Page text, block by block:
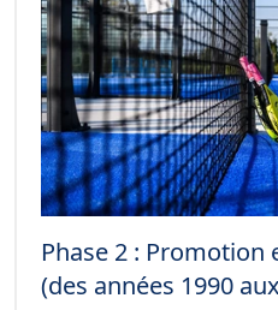
Phase 2 :
(des années 1990